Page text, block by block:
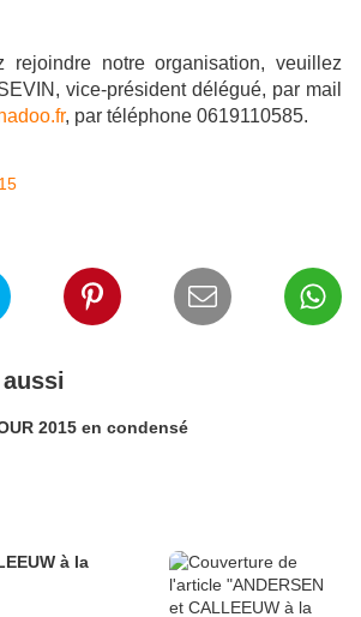
rejoindre notre organisation, veuillez
vice-président délégué, par mail
, par téléphone 0619110585.
2015 en condensé
à la